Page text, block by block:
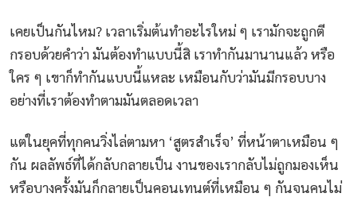
เคยเป็นกันไหม? เวลาเริ่มต้นทำอะไรใหม่ ๆ เรามักจะถูกตี
กรอบด้วยคำว่า มันต้องทำแบบนี้สิ เราทำกันมานานแล้ว หรือ
ใคร ๆ เขาก็ทำกันแบบนี้แหละ เหมือนกับว่ามันมีกรอบบาง
อย่างที่เราต้องทำตามมันตลอดเวลา
แต่ในยุคที่ทุกคนวิ่งไล่ตามหา ‘สูตรสำเร็จ’ ที่หน้าตาเหมือน ๆ
กัน ผลลัพธ์ที่ได้กลับกลายเป็น งานของเรากลับไม่ถูกมองเห็น
หรือบางครั้งมันก็กลายเป็นคอนเทนต์ที่เหมือน ๆ กันจนคนไม่